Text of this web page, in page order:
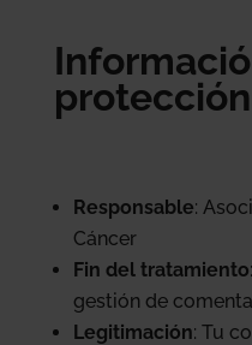
Responsable:
Cáncer
Fin del tratamiento
gestión de
Legitimación: Tu